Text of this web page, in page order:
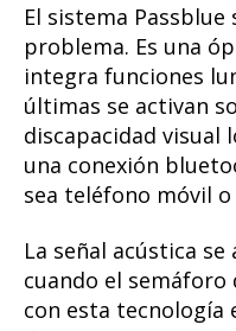
El sistema
problema. Es una
integra funciones
últimas se activan
discapacidad visual
una conexión
sea teléfono móvil
La señal acústica
cuando el
con esta tecnología